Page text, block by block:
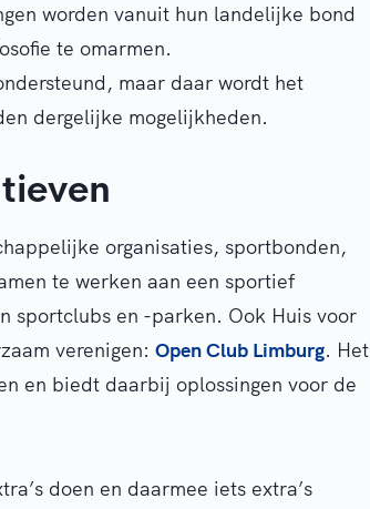
worden vanuit hun landelijke bond
te omarmen.
maar daar wordt het
dergelijke mogelijkheden.
organisaties, sportbonden,
te werken aan een sportief
sportclubs en -parken. Ook Huis voor
verenigen: Open Club Limburg. Het
en biedt daarbij oplossingen voor de
doen en daarmee iets extra’s